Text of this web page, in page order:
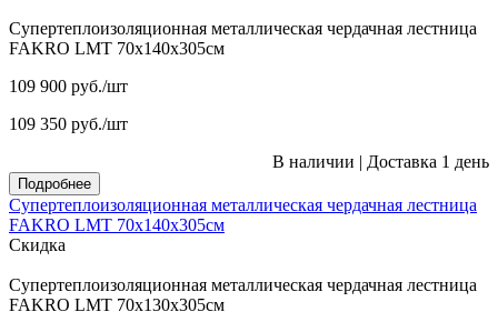
Супертеплоизоляционная металлическая чердачная лестница
FAKRO LMT 70х140х305см
109 900 руб./шт
109 350 руб./шт
В наличии | Доставка 1 день
Подробнее
Супертеплоизоляционная металлическая чердачная лестница
FAKRO LMT 70х140х305см
Скидка
Супертеплоизоляционная металлическая чердачная лестница
FAKRO LMT 70х130х305см